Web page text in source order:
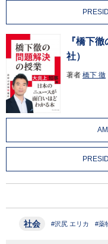
『橋下
社）
著者 橋下 徹
社会 #沢尻 エリカ #薬